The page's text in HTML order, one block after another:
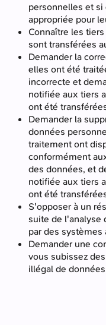
personnelles et
appropriée pour
Connaître les
sont transférées
Demander la
elles ont été
incorrecte et
notifiée aux tiers
ont été
Demander la
données
traitement ont
conformément
des données, et
notifiée aux tiers
ont été
S'opposer à un
suite de l'analyse
par des systèmes
Demander une
vous subissez
illégal de